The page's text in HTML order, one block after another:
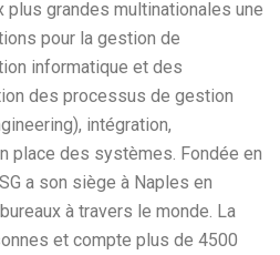
grandes multinationales une
pour la gestion de
informatique et des
des processus de gestion
intégration,
place des systèmes. Fondée en
a son siège à Naples en
à travers le monde. La
et compte plus de 4500